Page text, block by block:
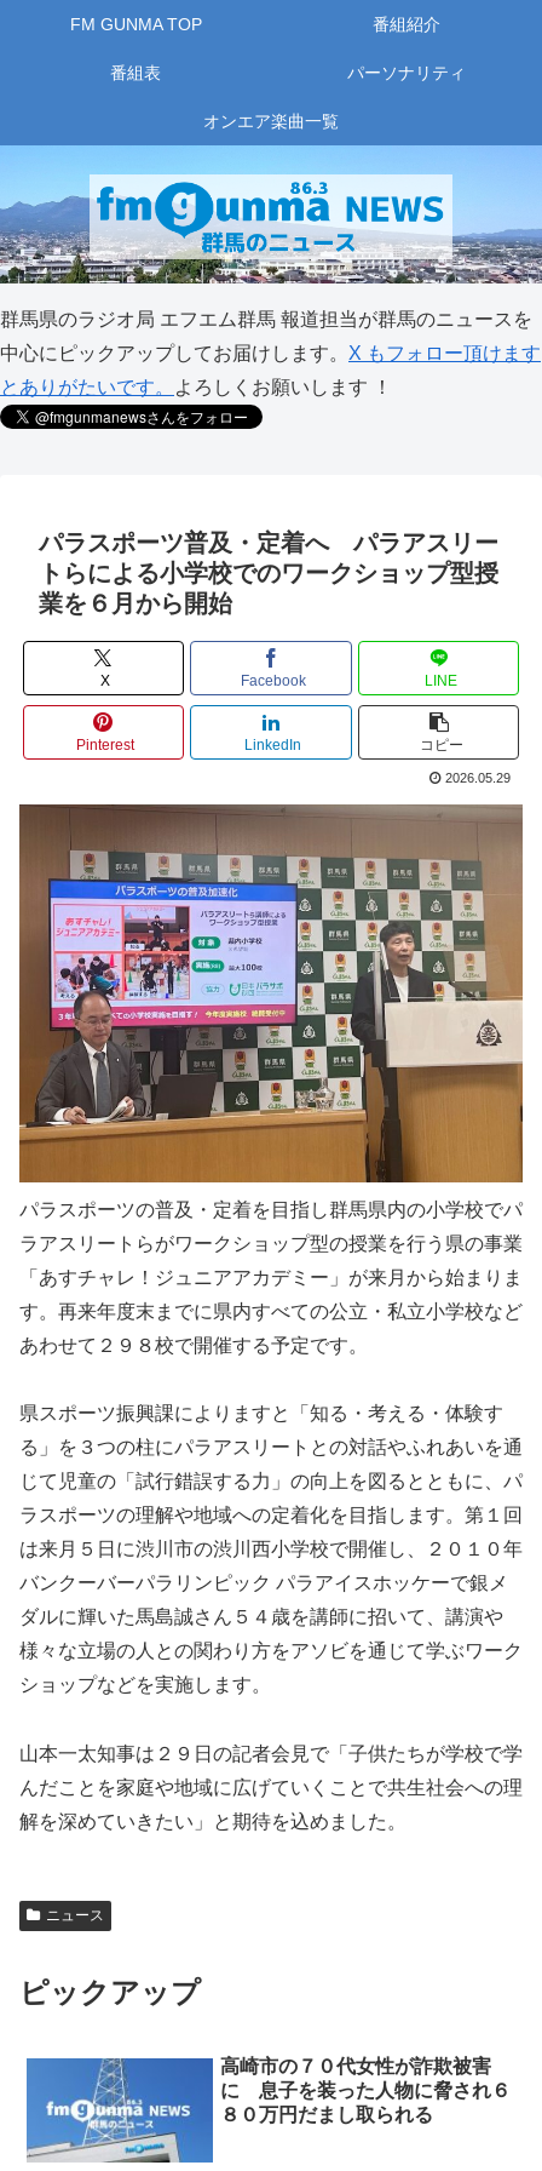
FM GUNMA TOP 番組紹介
番組表 パーソナリティ
オンエア楽曲一覧
群馬県のラジオ局 エフエム群馬 報道担当が群馬のニュースを
中心にピックアップしてお届けします。 X もフォロー頂けます
とありがたいです。
よろしくお願いします ！
パラスポーツ普及・定着へ パラアスリー
トらによる小学校でのワークショップ型授
業を６月から開始
X Facebook LINE
Pinterest LinkedIn コピー
2026.05.29
パラスポーツの普及・定着を目指し群馬県内の小学校でパ
ラアスリートらがワークショップ型の授業を行う県の事業
「あすチャレ！ジュニアアカデミー」が来月から始まりま
す。再来年度末までに県内すべての公立・私立小学校など
あわせて２９８校で開催する予定です。
県スポーツ振興課によりますと「知る・考える・体験す
る」を３つの柱にパラアスリートとの対話やふれあいを通
じて児童の「試行錯誤する力」の向上を図るとともに、パ
ラスポーツの理解や地域への定着化を目指します。第１回
は来月５日に渋川市の渋川西小学校で開催し、２０１０年
バンクーバーパラリンピック パラアイスホッケーで銀メ
ダルに輝いた馬島誠さん５４歳を講師に招いて、講演や
様々な立場の人との関わり方をアソビを通じて学ぶワーク
ショップなどを実施します。
山本一太知事は２９日の記者会見で「子供たちが学校で学
んだことを家庭や地域に広げていくことで共生社会への理
解を深めていきたい」と期待を込めました。
ニュース
ピックアップ
高崎市の７０代女性が詐欺被害
に 息子を装った人物に脅され６
８０万円だまし取られる